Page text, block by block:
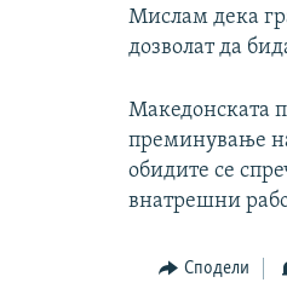
Мислам дека
дозволат да
Македонската
преминување
обидите се
внатрешни
Сподели